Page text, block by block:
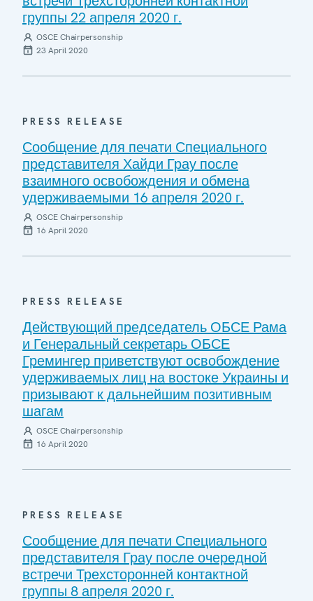
группы 22 апреля 2020 г.
OSCE Chairpersonship
23 April 2020
PRESS RELEASE
Сообщение для печати Специального
представителя Хайди Грау после
взаимного освобождения и обмена
удерживаемыми 16 апреля 2020 г.
OSCE Chairpersonship
16 April 2020
PRESS RELEASE
Действующий председатель ОБСЕ Рама
и Генеральный секретарь ОБСЕ
Гремингер приветствуют освобождение
удерживаемых лиц на востоке Украины и
призывают к дальнейшим позитивным
шагам
OSCE Chairpersonship
16 April 2020
PRESS RELEASE
Сообщение для печати Специального
представителя Грау после очередной
встречи Трехсторонней контактной
группы 8 апреля 2020 г.